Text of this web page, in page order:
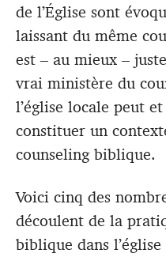
de l’Église sont
laissant du même
est – au mieux –
vrai ministère du
l’église locale peut
constituer un
counseling biblique.
Voici cinq des
découlent de la
biblique dans